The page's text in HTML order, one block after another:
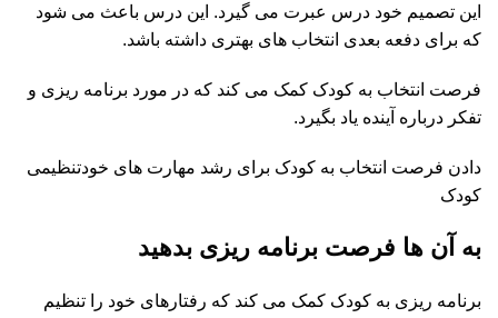
این تصمیم خود درس عبرت می گیرد. این درس باعث می شود
که برای دفعه بعدی انتخاب های بهتری داشته باشد.
فرصت انتخاب به کودک کمک می کند که در مورد برنامه ریزی و
تفکر درباره آینده یاد بگیرد.
دادن فرصت انتخاب به کودک برای رشد مهارت های خودتنظیمی
کودک
به آن ها فرصت برنامه ریزی بدهید
برنامه ریزی به کودک کمک می کند که رفتارهای خود را تنظیم